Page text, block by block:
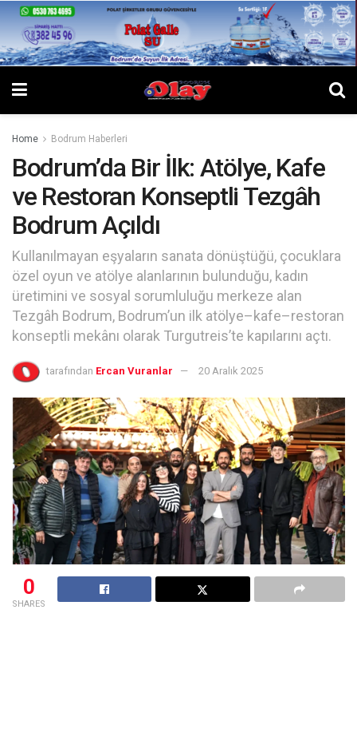
Home Bodrum Haberleri
Bodrum’da Bir İlk: Atölye, Kafe
ve Restoran Konseptli Tezgâh
Bodrum Açıldı
Kullanılmayan eşyaların sanata dönüştüğü, çocuklara
özel oyun ve atölye alanlarının bulunduğu, kadın
üretimini ve sosyal sorumluluğu merkeze alan
Tezgâh Bodrum, Bodrum’un ilk atölye–kafe–restoran
konseptli mekânı olarak Turgutreis’te kapılarını açtı.
tarafından Ercan Vuranlar 20 Aralık 2025
0
SHARES